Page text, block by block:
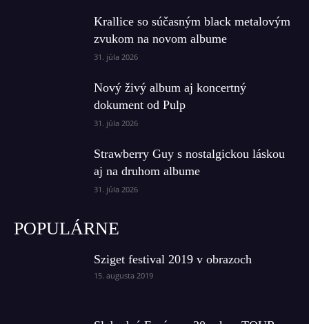
Krallice so súčasným black metalovým
zvukom na novom albume
31. júla 2026
Nový živý album aj koncertný
dokument od Pulp
31. júla 2026
Strawberry Guy s nostalgickou láskou
aj na druhom albume
31. júla 2026
POPULÁRNE
Sziget festival 2019 v obrazoch
15. augusta 2019